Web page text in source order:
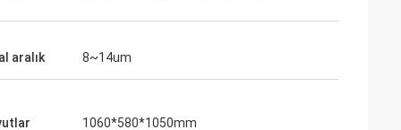
aralık 8~14um
1060*580*1050mm